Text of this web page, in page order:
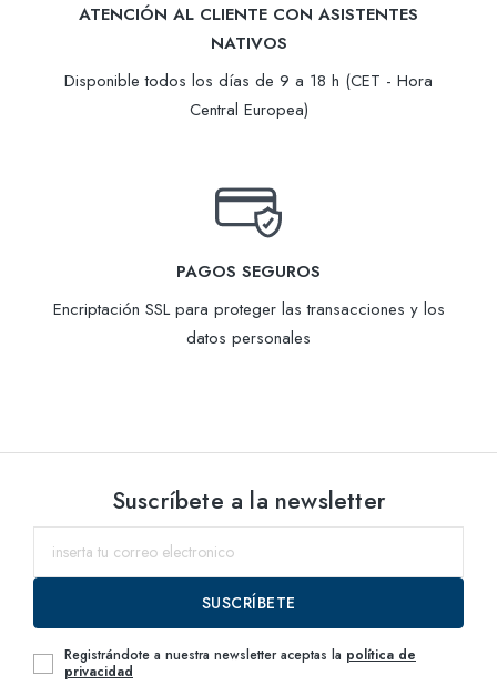
ATENCIÓN AL CLIENTE CON ASISTENTES
NATIVOS
Disponible todos los días de 9 a 18 h (CET - Hora
Central Europea)
PAGOS SEGUROS
Encriptación SSL para proteger las transacciones y los
datos personales
Suscríbete a la newsletter
SUSCRÍBETE
Registrándote a nuestra newsletter aceptas la política de
privacidad